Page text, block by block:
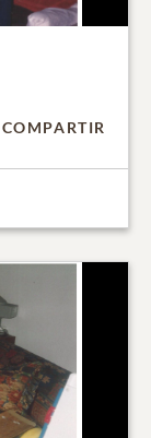
COMPARTIR